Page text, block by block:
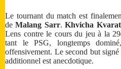
Le tournant du match est
deMalang Sarr.Khvicha
Lens contre le cours du jeu à la
tant le PSG, longtemps
offensivement. Le second but signé
additionnel est anecdotique.